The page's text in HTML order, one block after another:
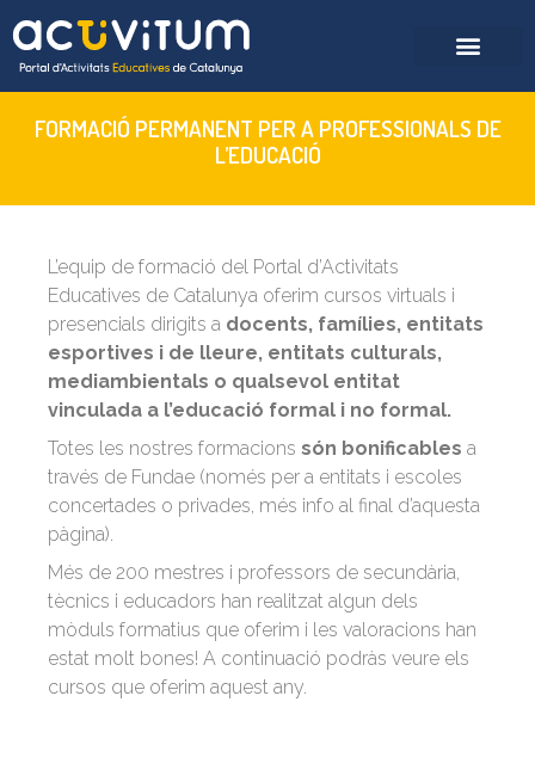
FORMACIÓ PERMANENT PER A PROFESSIONALS DE
L’EDUCACIÓ
L’equip de formació del Portal d’Activitats
Educatives de Catalunya oferim cursos virtuals i
presencials dirigits a docents, famílies, entitats
esportives i de lleure, entitats culturals,
mediambientals o qualsevol entitat
vinculada a l’educació formal i no formal.
Totes les nostres formacions són bonificables a
través de Fundae (només per a entitats i escoles
concertades o privades, més info al final d’aquesta
pàgina).
Més de 200 mestres i professors de secundària,
tècnics i educadors han realitzat algun dels
mòduls formatius que oferim i les valoracions han
estat molt bones! A continuació podràs veure els
cursos que oferim aquest any.